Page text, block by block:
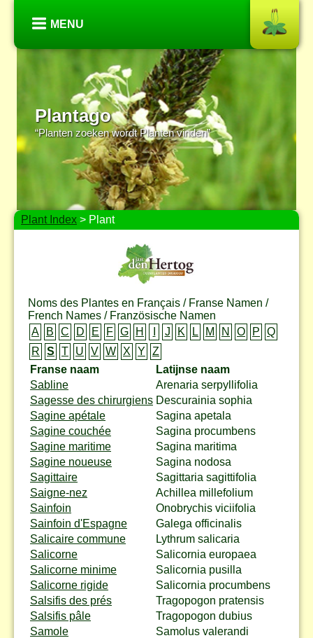
MENU
Plantago
“Planten zoeken wordt Planten vinden”
Plant Index > Plant
Noms des Plantes en Français / Franse Namen /
French Names / Französische Namen
A
B C D E F G H J K L M N O P
Q
R
S T U V W X Y
Z
Franse naam
Latijnse naam
Sabline
Arenaria serpyllifolia
Sagesse des chirurgiens Descurainia sophia
Sagine apétale
Sagina apetala
Sagine couchée
Sagina procumbens
Sagine maritime
Sagina maritima
Sagine noueuse
Sagina nodosa
Sagittaire
Sagittaria sagittifolia
Saigne-nez
Achillea millefolium
Sainfoin
Onobrychis viciifolia
Sainfoin d'Espagne
Galega officinalis
Salicaire commune
Lythrum salicaria
Salicorne
Salicornia europaea
Salicorne minime
Salicornia pusilla
Salicorne rigide
Salicornia procumbens
Salsifis des prés
Tragopogon pratensis
Salsifis pâle
Tragopogon dubius
Samole
Samolus valerandi